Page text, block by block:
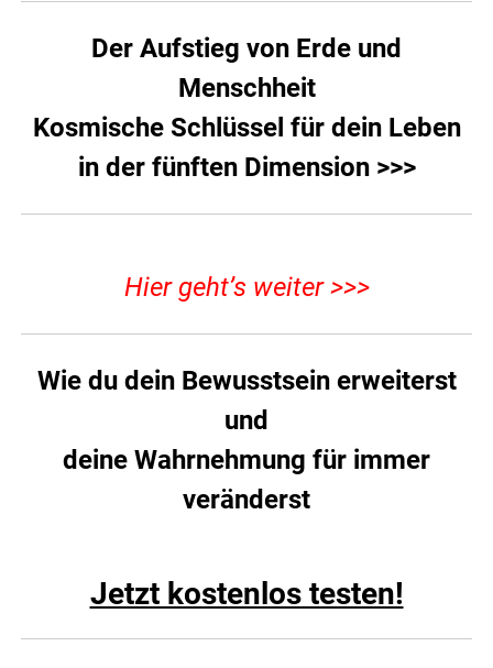
Der Aufstieg von Erde und
Menschheit
Kosmische Schlüssel für dein Leben
in der fünften Dimension >>>
Hier geht’s weiter >>>
Wie du dein Bewusstsein erweiterst
und
deine Wahrnehmung für immer
veränderst
Jetzt kostenlos testen!